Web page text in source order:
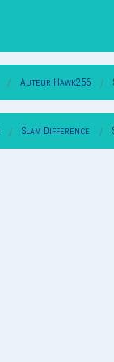
Auteur Hawk256
Slam Difference